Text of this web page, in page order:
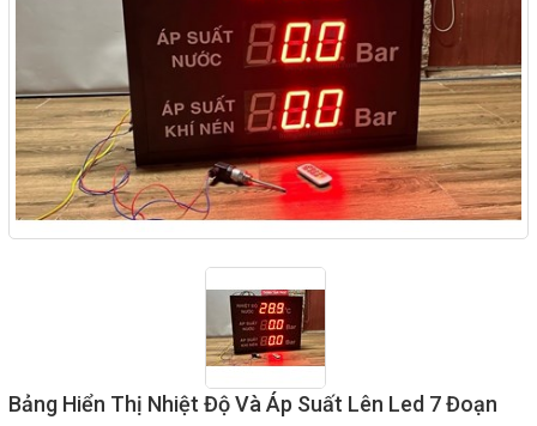
Bảng Hiển Thị Nhiệt Độ Và Áp Suất Lên Led 7 Đoạn
Giải pháp quản lý bằng mã
vạch
Bảng LED điện tử
Bảng điện tử năng suất
Bảng Led hiển thị nhiệt độ
Đồng hồ thời gian thực
PLC - Bộ lập trình PLC